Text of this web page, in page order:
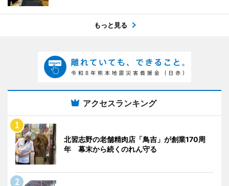
もっと見る
アクセスランキング
北習志野の老舗精肉店「鳥吉」が創業170周
年 幕末から続くのれん守る